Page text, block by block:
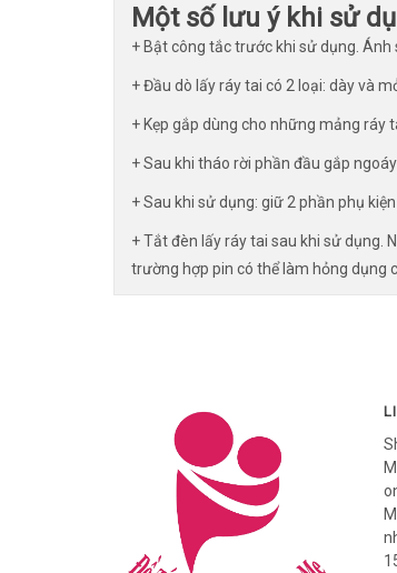
Một số lưu ý khi sử
+ Bật công tắc trước khi sử dụng. Ánh
+ Đầu dò lấy ráy tai có 2 loại: dày và
+ Kẹp gắp dùng cho những mảng ráy
+ Sau khi tháo rời phần đầu gắp
+ Sau khi sử dụng: giữ 2 phần phụ
+ Tắt đèn lấy ráy tai sau khi sử dụng.
trường hợp pin có thể làm hỏng dụng